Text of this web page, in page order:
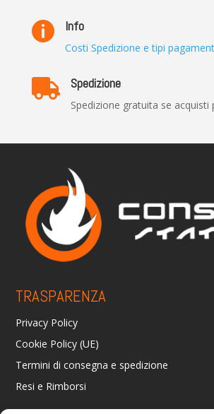
 Info
Costi Spedizione e tipi
 Spedizione
Spedizione gratuita se acquisti
TRASPARENZA
Privacy Policy
Cookie Policy (UE)
Termini di consegna e spedizione
Resi e Rimborsi